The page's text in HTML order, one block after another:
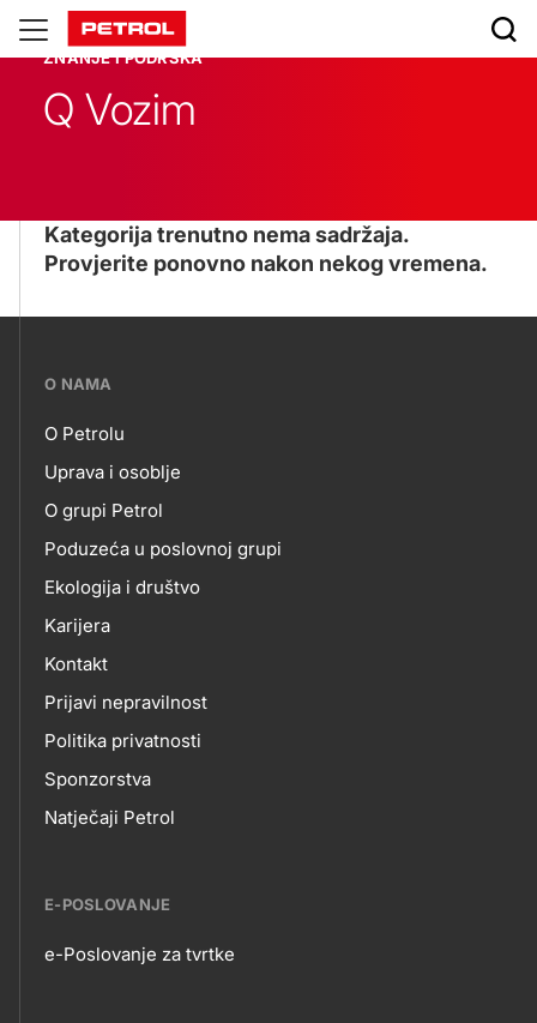
Znanje
podrška
ZNANJE I PODRŠKA
Q Vozim
Kategorija trenutno nema sadržaja.
Provjerite ponovno nakon nekog vremena.
???
skupno.footer-
title???
O NAMA
O
NAMA
O Petrolu
Uprava i osoblje
O grupi Petrol
Poduzeća u poslovnoj grupi
Ekologija i društvo
Karijera
Kontakt
Prijavi nepravilnost
Politika privatnosti
Sponzorstva
Natječaji Petrol
E-POSLOVANJE
e-Poslovanje za tvrtke